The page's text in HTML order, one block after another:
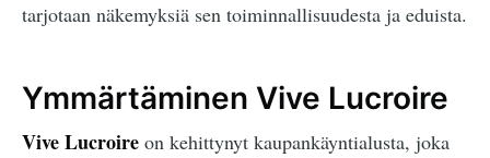
tarjotaan näkemyksiä sen toiminnallisuudesta ja eduista.
Ymmärtäminen Vive Lucroire
Vive Lucroire on kehittynyt kaupankäyntialusta, joka